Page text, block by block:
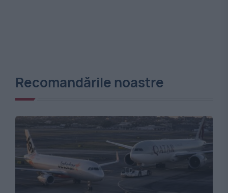
Recomandările noastre